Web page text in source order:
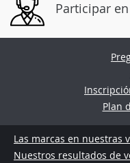
Participar
Plan
Las marcas en nuestras
Nuestros resultados de